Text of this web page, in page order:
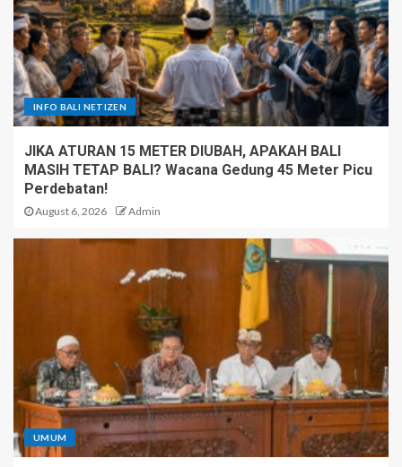
INFO BALI NETIZEN
JIKA ATURAN 15 METER DIUBAH, APAKAH BALI
MASIH TETAP BALI? Wacana Gedung 45 Meter Picu
Perdebatan!
August 6, 2026 Admin
UMUM